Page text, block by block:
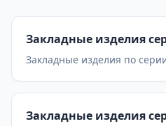
Закладные изделия
Закладные изделия по
Закладные изделия